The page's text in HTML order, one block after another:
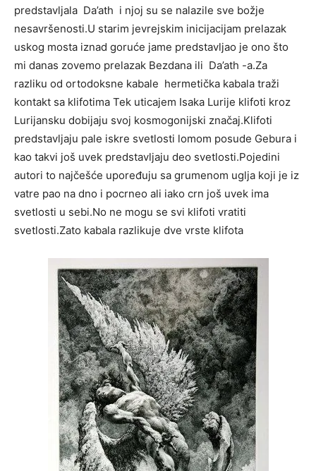
predstavljala Da’ath i njoj su se nalazile sve božje
nesavršenosti.U starim jevrejskim inicijacijam prelazak
uskog mosta iznad goruće jame predstavljao je ono što
mi danas zovemo prelazak Bezdana ili Da’ath -a.Za
razliku od ortodoksne kabale hermetička kabala traži
kontakt sa klifotima Tek uticajem Isaka Lurije klifoti kroz
Lurijansku dobijaju svoj kosmogonijski značaj.Klifoti
predstavljaju pale iskre svetlosti lomom posude Gebura i
kao takvi još uvek predstavljaju deo svetlosti.Pojedini
autori to najčešće upoređuju sa grumenom uglja koji je iz
vatre pao na dno i pocrneo ali iako crn još uvek ima
svetlosti u sebi.No ne mogu se svi klifoti vratiti
svetlosti.Zato kabala razlikuje dve vrste klifota